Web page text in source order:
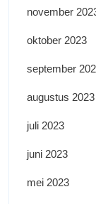
november
oktober 2023
september
augustus 2023
juli 2023
juni 2023
mei 2023